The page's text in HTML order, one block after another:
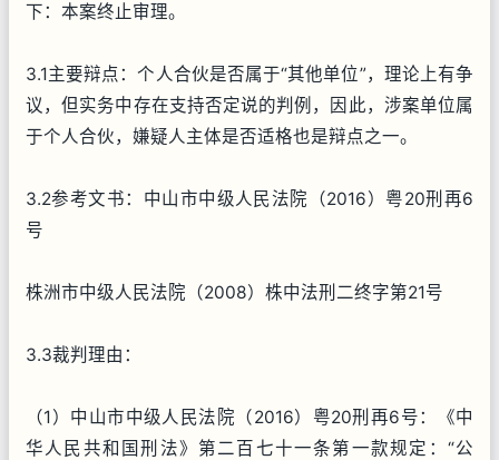
下：本案终止审理。
3.1主要辩点：个人合伙是否属于“其他单位”，理论上有争
议，但实务中存在支持否定说的判例，因此，涉案单位属
于个人合伙，嫌疑人主体是否适格也是辩点之一。
3.2参考文书：中山市中级人民法院（2016）粤20刑再6
号
株洲市中级人民法院（2008）株中法刑二终字第21号
3.3裁判理由：
（1）中山市中级人民法院（2016）粤20刑再6号：《中
华人民共和国刑法》第二百七十一条第一款规定：“公